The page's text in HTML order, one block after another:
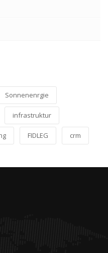
Sonnenenrgie
infrastruktur
FIDLEG crm